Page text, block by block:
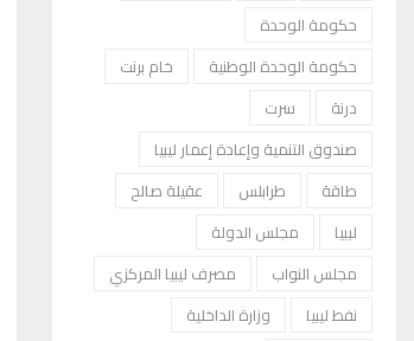
حكومة الوحدة
حكومة الوحدة الوطنية
خام برنت
درنة
سرت
صندوق التنمية وإعادة إعمار ليبيا
طاقة
طرابلس
عقيلة صالح
ليبيا
مجلس الدولة
مجلس النواب
مصرف ليبيا المركزي
نفط ليبيا
وزارة الداخلية